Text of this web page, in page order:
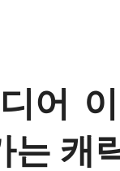
어
는 캐